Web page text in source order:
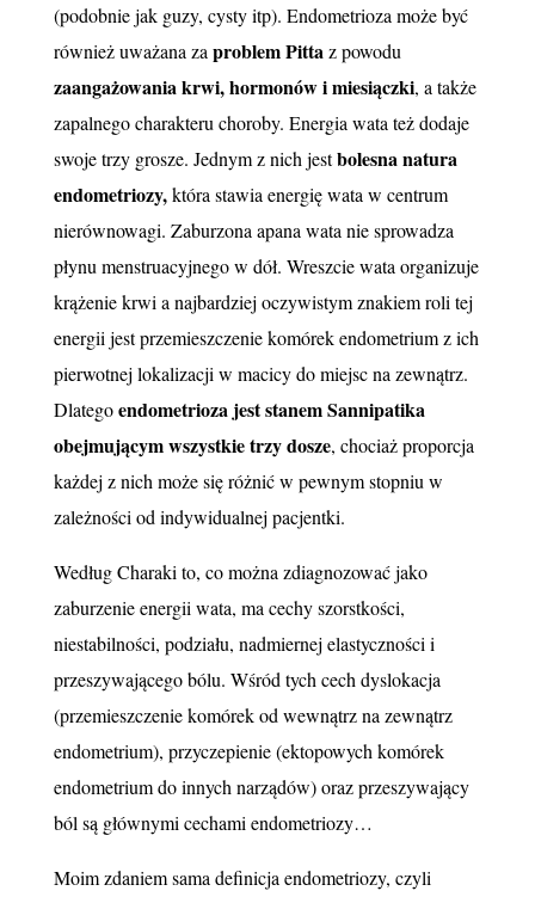
(podobnie jak guzy, cysty itp). Endometrioza może być
również uważana za problem Pitta z powodu
zaangażowania krwi, hormonów i miesiączki, a także
zapalnego charakteru choroby. Energia wata też dodaje
swoje trzy grosze. Jednym z nich jestbolesna natura
endometriozy,która stawia energię wata w centrum
nierównowagi. Zaburzona apana wata nie sprowadza
płynu menstruacyjnego w dół. Wreszcie wata organizuje
krążenie krwi a najbardziej oczywistym znakiem roli tej
energii jest przemieszczenie komórek endometrium z ich
pierwotnej lokalizacji w macicy do miejsc na zewnątrz.
Dlategoendometrioza jest stanem Sannipatika
obejmującym wszystkie trzy dosze, chociaż proporcja
każdej z nich może się różnić w pewnym stopniu w
zależności od indywidualnej pacjentki.
Według Charaki to, co można zdiagnozować jako
zaburzenie energii wata, ma cechy szorstkości,
niestabilności, podziału, nadmiernej elastyczności i
przeszywającego bólu. Wśród tych cech dyslokacja
(przemieszczenie komórek od wewnątrz na zewnątrz
endometrium), przyczepienie (ektopowych komórek
endometrium do innych narządów) oraz przeszywający
ból są głównymi cechami endometriozy…
Moim zdaniem sama definicja endometriozy, czyli